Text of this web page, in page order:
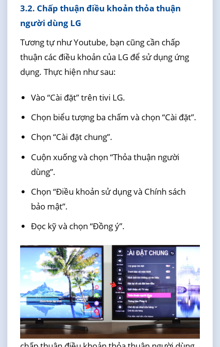
3.2. Chấp thuận điều khoản thỏa thuận
người dùng LG
Tương tự như Youtube, bạn cũng cần chấp
thuận các điều khoản của LG để sử dụng ứng
dụng. Thực hiện như sau:
Vào “Cài đặt” trên tivi LG.
Chọn biểu tượng ba chấm và chọn “Cài đặt”.
Chọn “Cài đặt chung”.
Cuộn xuống và chọn “Thỏa thuận người
dùng”.
Chọn “Điều khoản sử dụng và Chính sách
bảo mật”.
Đọc kỹ và chọn “Đồng ý”.